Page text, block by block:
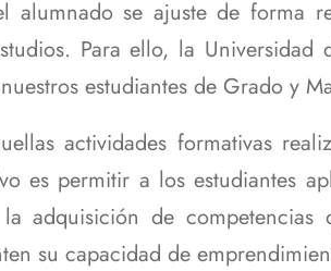
en Ingeniería
en Ingeniería
y
Producto e
en
de
Instalaciones
Doctorado en la
Superior
Grado
Nobel a
se ajuste de forma
Para ello, la Universidad
estudiantes de Grado y
actividades formativas
es permitir a los estudiantes
adquisición de
su capacidad de